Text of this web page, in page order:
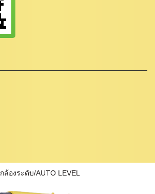
กล้องระดับ/AUTO LEVEL